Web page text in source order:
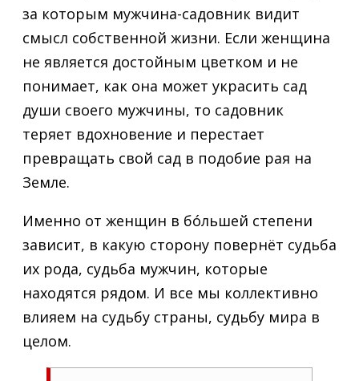
за которым мужчина-садовник видит
смысл собственной жизни. Если женщина
не является достойным цветком и не
понимает, как она может украсить сад
души своего мужчины, то садовник
теряет вдохновение и перестает
превращать свой сад в подобие рая на
Земле.
Именно от женщин в бóльшей степени
зависит, в какую сторону повернёт судьба
их рода, судьба мужчин, которые
находятся рядом. И все мы коллективно
влияем на судьбу страны, судьбу мира в
целом.